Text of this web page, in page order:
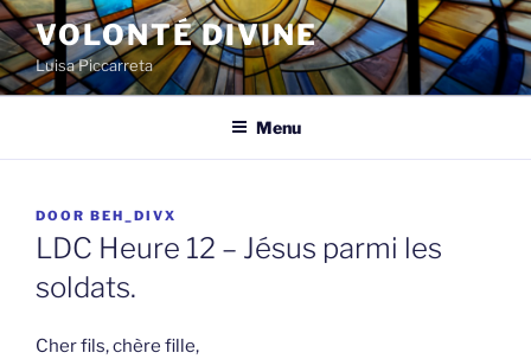
Spring
naar
de
inhoud
VOLONTÉ DIVINE
Luisa Piccarreta
Menu
GEPLAATST
OP
DOOR BEH_DIVX
LDC Heure 12 – Jésus parmi les
soldats.
Cher fils, chère fille,